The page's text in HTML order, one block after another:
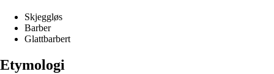
Skjeggløs
Barber
Glattbarbert
Etymologi